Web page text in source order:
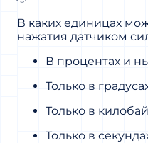
В каких единицах
нажатия датчиком
В процентах и
Только в
Только в
Только в